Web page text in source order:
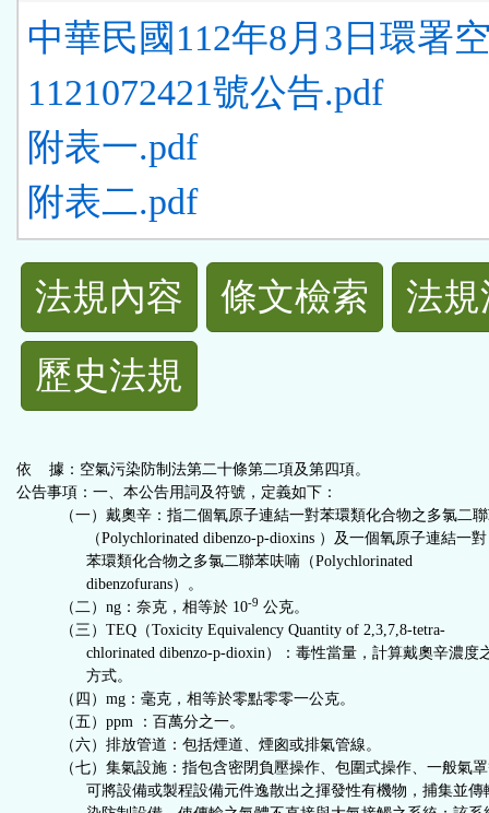
中華民國112年8月3日環署
1121072421號公告.pdf
附表一.pdf
附表二.pdf
法
規
功
按
法規內容 條文檢索
法
歷史法規
依 據：空氣污染防制法第二十條第二項及第四項。
公告事項：一、本公告用詞及符號，定義如下：
（一）戴奧辛：指二個氧原子連結一對苯環類化合物之多氯二聯
（Polychlorinated dibenzo-p-dioxins ）及一個氧原子連結一對
苯環類化合物之多氯二聯苯呋喃（Polychlorinated
dibenzofurans）。
（二）ng：奈克，相等於 10-9 公克。
（三）TEQ（Toxicity Equivalency Quantity of 2,3,7,8-tetra-
chlorinated dibenzo-p-dioxin）：毒性當量，計算戴奧辛濃度
方式。
（四）mg：毫克，相等於零點零零一公克。
（五）ppm ：百萬分之一。
（六）排放管道：包括煙道、煙囪或排氣管線。
（七）集氣設施：指包含密閉負壓操作、包圍式操作、一般氣罩
可將設備或製程設備元件逸散出之揮發性有機物，捕集並傳